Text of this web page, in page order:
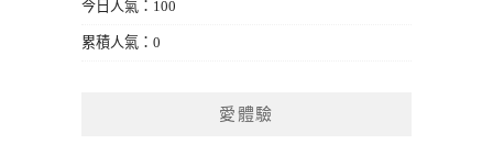
今日人氣：100
累積人氣：0
愛體驗